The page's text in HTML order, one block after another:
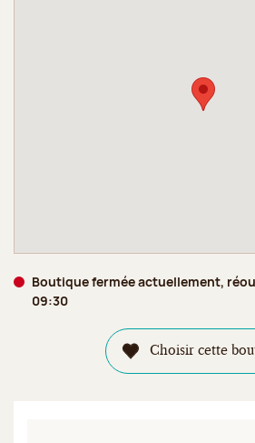
Boutique fermée actuellement,
09:30
Choisir cette